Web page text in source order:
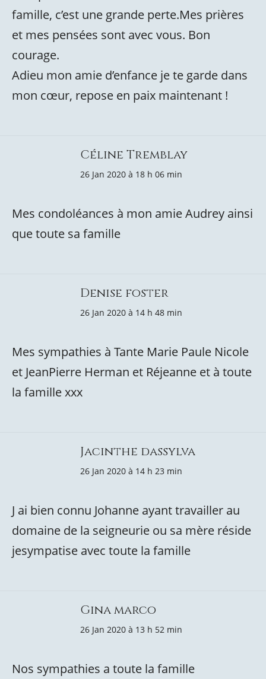
famille, c’est une grande perte.Mes prières
et mes pensées sont avec vous. Bon
courage.
Adieu mon amie d’enfance je te garde dans
mon cœur, repose en paix maintenant !
Céline Tremblay
26 Jan 2020 à 18 h 06 min
Mes condoléances à mon amie Audrey ainsi
que toute sa famille
Denise foster
26 Jan 2020 à 14 h 48 min
Mes sympathies à Tante Marie Paule Nicole
et JeanPierre Herman et Réjeanne et à toute
la famille xxx
Jacinthe dassylva
26 Jan 2020 à 14 h 23 min
J ai bien connu Johanne ayant travailler au
domaine de la seigneurie ou sa mère réside
jesympatise avec toute la famille
Gina marco
26 Jan 2020 à 13 h 52 min
Nos sympathies a toute la famille